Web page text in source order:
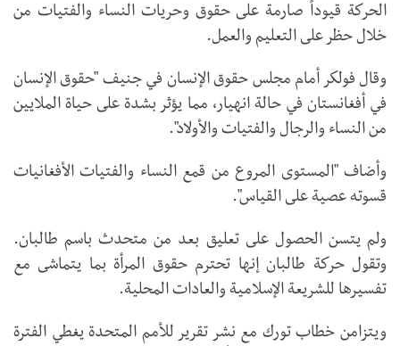
الحركة قيوداً صارمة على حقوق وحريات النساء والفتيات من
خلال حظر على التعليم والعمل.
وقال فولكر أمام مجلس حقوق الإنسان في جنيف "حقوق الإنسان
في أفغانستان في حالة انهيار، مما يؤثر بشدة على حياة الملايين
من النساء والرجال والفتيات والأولاد".
وأضاف "المستوى المروع من قمع النساء والفتيات الأفغانيات
قسوته عصية على القياس".
ولم يتسن الحصول على تعليق بعد من متحدث باسم طالبان.
وتقول حركة طالبان إنها تحترم حقوق المرأة بما يتماشى مع
تفسيرها للشريعة الإسلامية والعادات المحلية.
ويتزامن خطاب تورك مع نشر تقرير للأمم المتحدة يغطي الفترة